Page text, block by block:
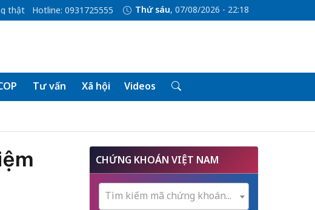
thật Hotline: 0931725555 Thứ sáu, 07/08/2026 - 22:18
Tư vấn Xã hội Videos
CHỨNG KHOÁN VIỆT NAM
Tìm kiếm mã chứng khoán...